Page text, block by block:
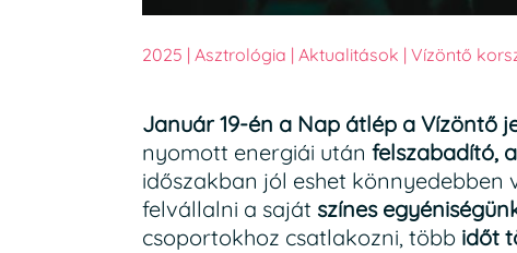
2025 | Asztrológia | Aktualitások | Vízöntő
Január 19-én a Nap átlép a Vízöntő
nyomott energiái után felszabadító,
időszakban jól eshet könnyedebben
felvállalni a saját színes
csoportokhoz csatlakozni, több időt